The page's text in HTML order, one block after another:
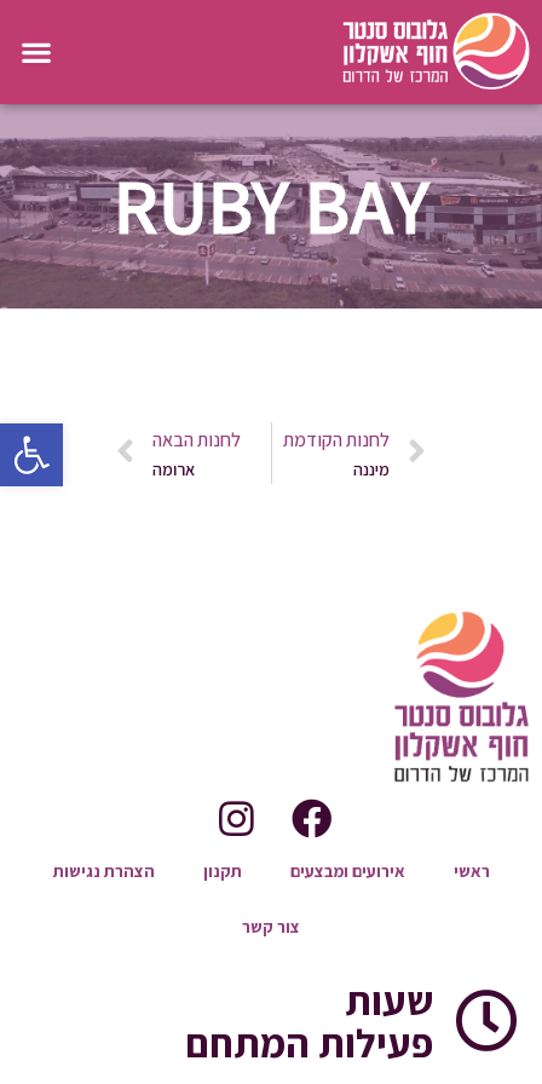
פתח
RUBY BAY
לחנות הקודמת
מיננה
לחנות הבאה
ארומה
ראשי אירועים ומבצעים תקנון הצהרת נגישות
צור קשר
שעות
פעילות המתחם